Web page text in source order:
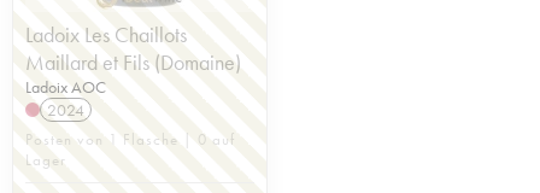
Ladoix Les Chaillots
Maillard et Fils (Domaine)
Ladoix AOC
2024
Posten von 1 Flasche | 0 auf
Lager